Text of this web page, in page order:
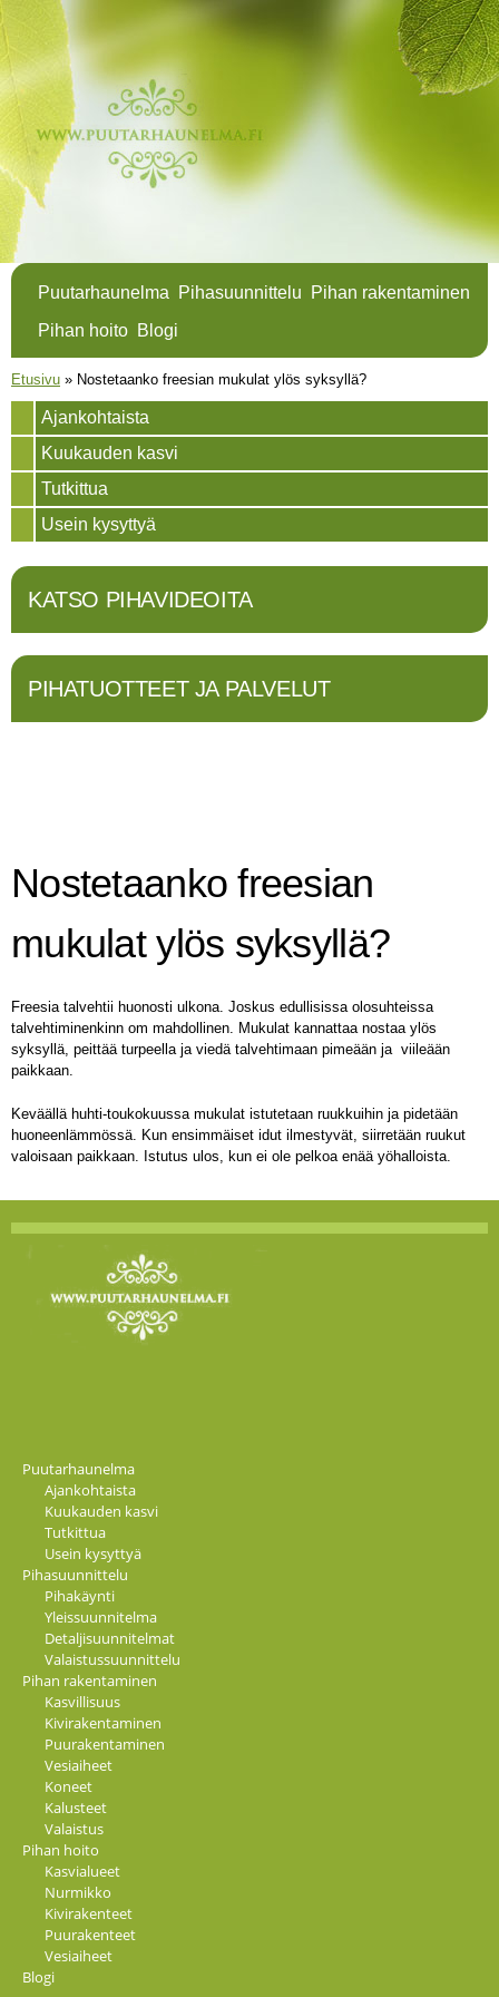
Puutarhaunelma Pihasuunnittelu
Pihan rakentaminen
Pihan hoito Blogi
Olet täällä
Etusivu » Nostetaanko freesian mukulat ylös syksyllä?
Ajankohtaista
Kuukauden kasvi
Tutkittua
Usein kysyttyä
KATSO PIHAVIDEOITA
PIHATUOTTEET JA PALVELUT
Nostetaanko freesian
mukulat ylös syksyllä?
Freesia talvehtii huonosti ulkona. Joskus edullisissa olosuhteissa
talvehtiminenkinn om mahdollinen. Mukulat kannattaa nostaa ylös
syksyllä, peittää turpeella ja viedä talvehtimaan pimeään ja viileään
paikkaan.
Keväällä huhti-toukokuussa mukulat istutetaan ruukkuihin ja pidetään
huoneenlämmössä. Kun ensimmäiset idut ilmestyvät, siirretään ruukut
valoisaan paikkaan. Istutus ulos, kun ei ole pelkoa enää yöhalloista.
Puutarhaunelma
Ajankohtaista
Kuukauden kasvi
Tutkittua
Usein kysyttyä
Pihasuunnittelu
Pihakäynti
Yleissuunnitelma
Detaljisuunnitelmat
Valaistussuunnittelu
Pihan rakentaminen
Kasvillisuus
Kivirakentaminen
Puurakentaminen
Vesiaiheet
Koneet
Kalusteet
Valaistus
Pihan hoito
Kasvialueet
Nurmikko
Kivirakenteet
Puurakenteet
Vesiaiheet
Blogi